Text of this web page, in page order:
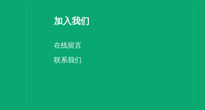
加入我们
在线留言
联系我们